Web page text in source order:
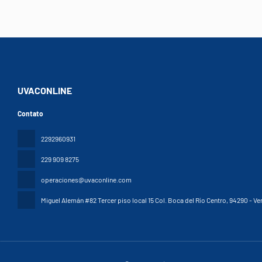
UVACONLINE
Contato
2292960931
229 909 8275
operaciones@uvaconline.com
Miguel Alemán #82 Tercer piso local 15 Col. Boca del Río Centro, 94290 -